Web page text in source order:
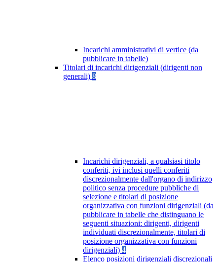
Incarichi amministrativi di vertice (da
pubblicare in tabelle)
Titolari di incarichi dirigenziali (dirigenti non
generali) 8
Incarichi dirigenziali, a qualsiasi titolo
conferiti, ivi inclusi quelli conferiti
discrezionalmente dall'organo di indirizzo
politico senza procedure pubbliche di
selezione e titolari di posizione
organizzativa con funzioni dirigenziali (da
pubblicare in tabelle che distinguano le
seguenti situazioni: dirigenti, dirigenti
individuati discrezionalmente, titolari di
posizione organizzativa con funzioni
dirigenziali) 4
Elenco posizioni dirigenziali discrezionali